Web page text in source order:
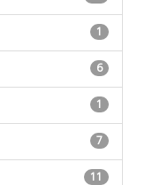
1
6
1
7
11